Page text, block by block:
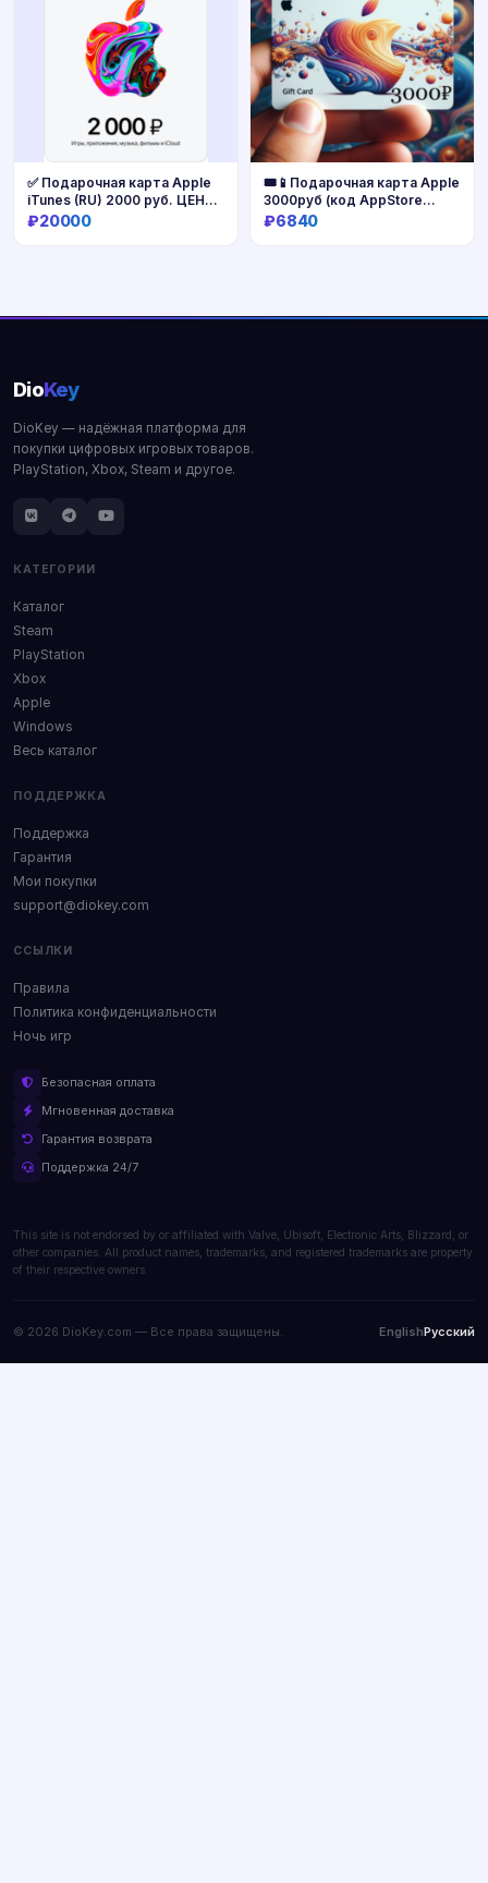
✅ Подарочная карта Apple
iTunes (RU) 2000 руб. ЦЕНА
🔥
₽20000
🎟📱Подарочная карта Apple
3000руб (код AppStore
3000)
₽6840
DioKey
DioKey — надёжная платформа для
покупки цифровых игровых товаров.
PlayStation, Xbox, Steam и другое.
КАТЕГОРИИ
Каталог
Steam
PlayStation
Xbox
Apple
Windows
Весь каталог
ПОДДЕРЖКА
Поддержка
Гарантия
Мои покупки
support@diokey.com
ССЫЛКИ
Правила
Политика конфиденциальности
Ночь игр
Безопасная оплата
Мгновенная доставка
Гарантия возврата
Поддержка 24/7
This site is not endorsed by or affiliated with Valve, Ubisoft, Electronic Arts, Blizzard, or
other companies. All product names, trademarks, and registered trademarks are property
of their respective owners.
© 2026 DioKey.com — Все права защищены. EnglishРусский